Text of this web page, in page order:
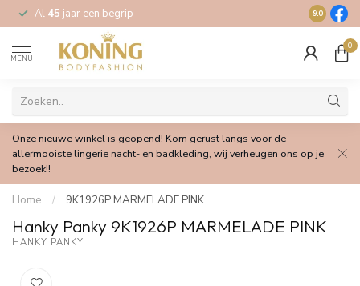
Al 45 jaar een begrip Gratis
9.0
MENU
0
Onze nieuwe winkel is geopend! Kom gerust langs voor de
allermooiste lingerie nacht- en badkleding, wij verheugen ons op je
bezoek!!
Home / 9K1926P MARMELADE PINK
Hanky Panky 9K1926P MARMELADE PINK
HANKY PANKY